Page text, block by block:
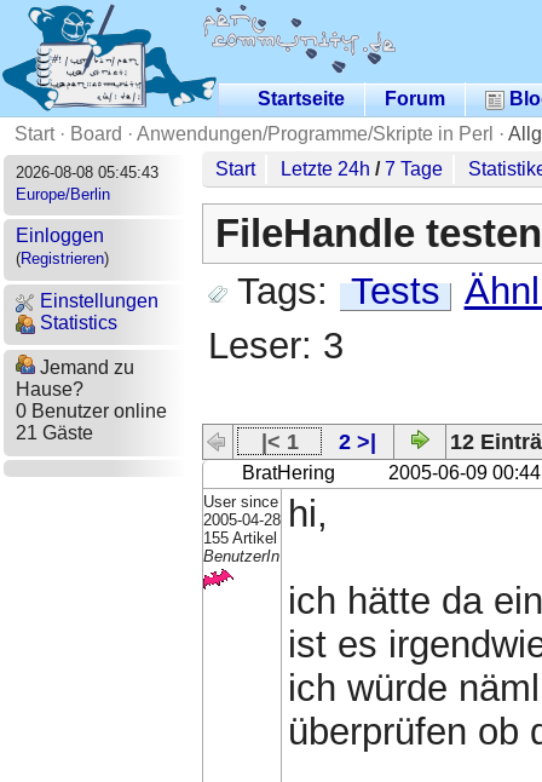
Startseite Forum
Start· Board · Anwendungen/Programme/Skripte in Perl ·
2026-08-08 05:45:43
Europe/Berlin
Einloggen
(Registrieren)
Einstellungen
Statistics
Jemand zu
Hause?
0 Benutzer online
21 Gäste
Start Letzte 24h /7 Tage
FileHandle
Tags: Tests
Leser: 3
|< 1 2 >| 12
BratHering 2005-06-09 00:44
User since
2005-04-28
155 Artikel
BenutzerIn
hi,
ich hätte da
ist es
ich würde
überprüfen ob